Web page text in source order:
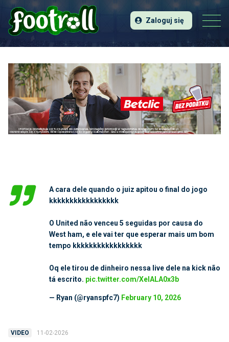
Zaloguj się
A cara dele quando o juiz apitou o final do jogo
kkkkkkkkkkkkkkkkk
O United não venceu 5 seguidas por causa do
West ham, e ele vai ter que esperar mais um bom
tempo kkkkkkkkkkkkkkkkk
Oq ele tirou de dinheiro nessa live dele na kick não
tá escrito. pic.twitter.com/XeIALA0x3b
— Ryan (@ryanspfc7) February 10, 2026
VIDEO 11-02-2026